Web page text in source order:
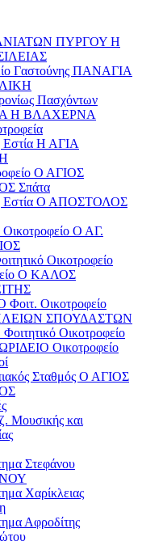
ΠΥΡΓΟΥ Η
Γαστούνης ΠΑΝΑΓΙΑ
Πασχόντων
Η ΒΛΑΧΕΡΝΑ
Εστία Η ΑΓΙΑ
Ο ΑΓΙΟΣ
Σπάτα
Εστία Ο ΑΠΟΣΤΟΛΟΣ
Οικοτροφείο Ο ΑΓ.
Οικοτροφείο
Ο ΚΑΛΟΣ
Οικοτροφείο
ΣΠΟΥΔΑΣΤΩΝ
Οικοτροφείο
Οικοτροφείο
Σταθμός Ο ΑΓΙΟΣ
Μουσικής και
Στεφάνου
Χαρίκλειας
Αφροδίτης